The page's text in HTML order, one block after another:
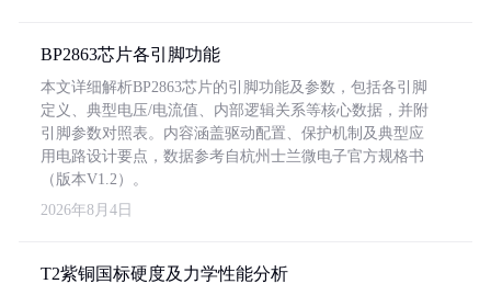
BP2863芯片各引脚功能
本文详细解析BP2863芯片的引脚功能及参数，包括各引脚
定义、典型电压/电流值、内部逻辑关系等核心数据，并附
引脚参数对照表。内容涵盖驱动配置、保护机制及典型应
用电路设计要点，数据参考自杭州士兰微电子官方规格书
（版本V1.2）。
2026年8月4日
T2紫铜国标硬度及力学性能分析